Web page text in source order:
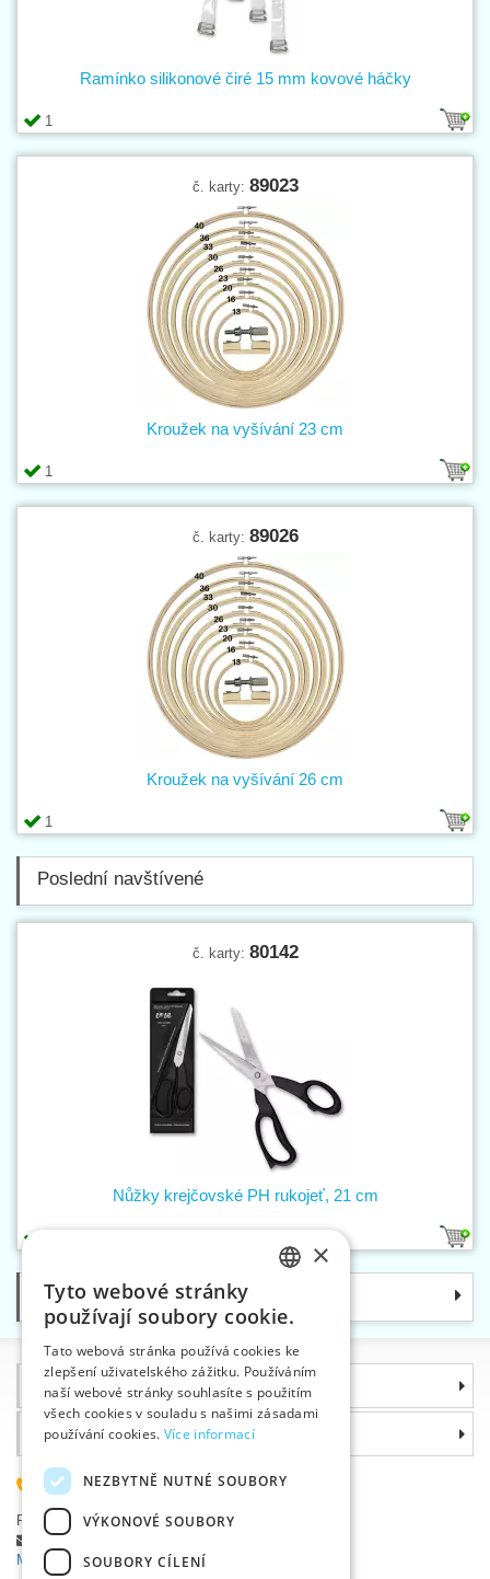
1
Ramínko silikonové čiré 15 mm kovové háčky
č. karty: 89023
1
Kroužek na vyšívání 23 cm
č. karty: 89026
1
Kroužek na vyšívání 26 cm
Poslední navštívené
č. karty: 80142
Nůžky krejčovské PH rukojeť, 21 cm
Kategorie
Informace
Proč si zvolit právě nás
585 051 217
Plzeňská 868, 783 91 Uničov, Česká republika
Položit dotaz
Máte problémy s přihlášením ?
ENGLISH
GERMAN
×
Tyto webové stránky
používají soubory cookie.
Tato webová stránka používá cookies ke
zlepšení uživatelského zážitku. Používáním
naší webové stránky souhlasíte s použitím
všech cookies v souladu s našimi zásadami
používání cookies. Více informací
NEZBYTNĚ NUTNÉ SOUBORY
VÝKONOVÉ SOUBORY
SOUBORY CÍLENÍ